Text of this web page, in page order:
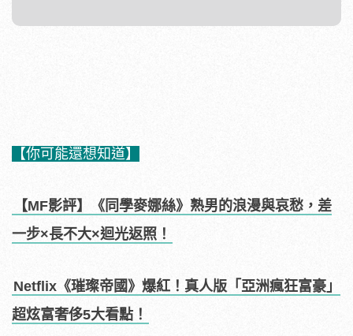
【你可能還想知道】
【MF影評】《同學麥娜絲》熟男的浪漫與哀愁，差
一步×長不大×迴光返照！
Netflix《璀璨帝國》爆紅！真人版「亞洲瘋狂富豪」
超炫富奢侈5大看點！